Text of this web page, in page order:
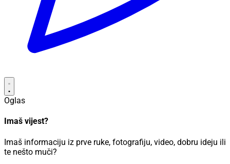
Oglas
Imaš vijest?
Imaš informaciju iz prve ruke, fotografiju, video, dobru ideju ili
te nešto muči?